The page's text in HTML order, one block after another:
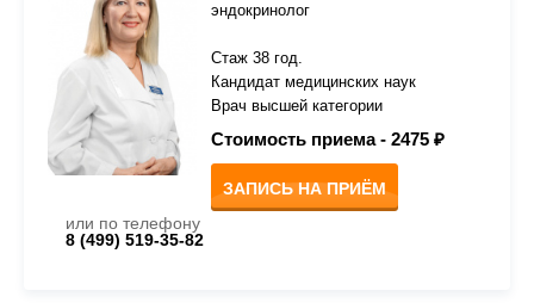
эндокринолог
Стаж 38 год.
Кандидат медицинских наук
Врач высшей категории
Стоимость приема - 2475 ₽
ЗАПИСЬ НА ПРИЁМ
или по телефону
8 (499) 519-35-82